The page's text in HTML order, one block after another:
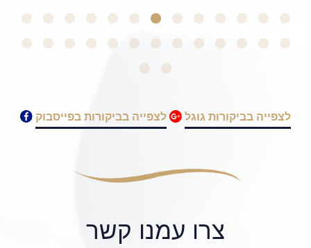
לצפייה בביקורות גוגל לצפייה בביקורות בפייסבוק
צרו עמנו קשר